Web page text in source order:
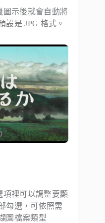
圖示後就會自動將
設是 JPG 格式。
項裡可以調整要顯
勾選，可依照需
圖檔案類型